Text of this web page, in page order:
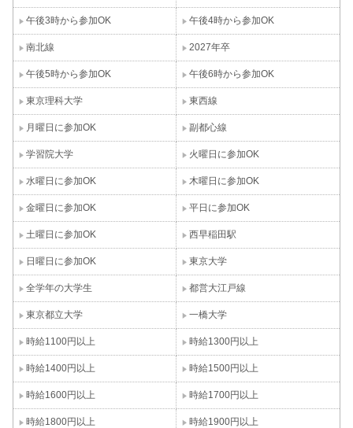
午後3時から参加OK 午後4時から参加OK
南北線 2027年卒
午後5時から参加OK 午後6時から参加OK
東京理科大学 東西線
月曜日に参加OK 副都心線
学習院大学 火曜日に参加OK
水曜日に参加OK 木曜日に参加OK
金曜日に参加OK 平日に参加OK
土曜日に参加OK 西早稲田駅
日曜日に参加OK 東京大学
全学年の大学生 都営大江戸線
東京都立大学 一橋大学
時給1100円以上 時給1300円以上
時給1400円以上 時給1500円以上
時給1600円以上 時給1700円以上
時給1800円以上 時給1900円以上